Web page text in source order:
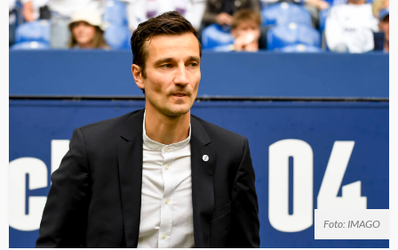
Foto: IMAGO